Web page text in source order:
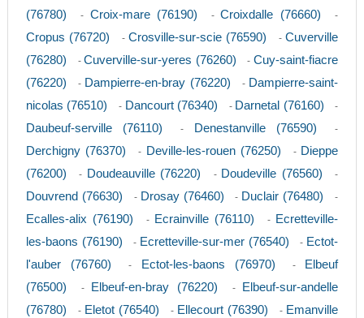
(76780)
- Croix-mare (76190) -Croixdalle (76660) -
Cropus (76720) -Crosville-sur-scie (76590) -Cuverville
(76280)
-Cuverville-sur-yeres (76260) -Cuy-saint-fiacre
(76220)
- Dampierre-en-bray (76220) - Dampierre-saint-
nicolas (76510)
- Dancourt (76340) - Darnetal (76160) -
Daubeuf-serville (76110) - Denestanville (76590) -
Derchigny (76370) - Deville-les-rouen (76250) - Dieppe
(76200)
- Doudeauville (76220) - Doudeville (76560) -
Douvrend (76630) - Drosay (76460) - Duclair (76480) -
Ecalles-alix (76190) - Ecrainville (76110) - Ecretteville-
les-baons (76190)
- Ecretteville-sur-mer (76540) - Ectot-
l'auber (76760)
- Ectot-les-baons (76970) -
Elbeuf
(76500)
- Elbeuf-en-bray (76220) -
Elbeuf-sur-andelle
(76780)
- Eletot (76540) - Ellecourt (76390) - Emanville